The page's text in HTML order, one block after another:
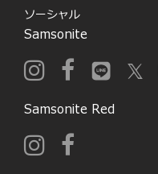
ソーシャル
Samsonite
Samsonite Red